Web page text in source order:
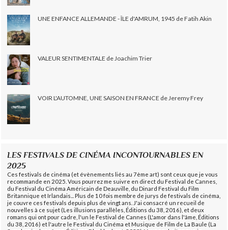
UNE ENFANCE ALLEMANDE - ÎLE d'AMRUM, 1945 de Fatih Akin
VALEUR SENTIMENTALE de Joachim Trier
VOIR L'AUTOMNE, UNE SAISON EN FRANCE de Jeremy Frey
LES FESTIVALS DE CINÉMA INCONTOURNABLES EN
2025
Ces festivals de cinéma (et évènements liés au 7ème art) sont ceux que je vous
recommande en 2025. Vous pourrez me suivre en direct du Festival de Cannes,
du Festival du Cinéma Américain de Deauville, du Dinard Festival du Film
Britannique et Irlandais... Plus de 10 fois membre de jurys de festivals de cinéma,
je couvre ces festivals depuis plus de vingt ans. J'ai consacré un recueil de
nouvelles à ce sujet (Les illusions parallèles, Éditions du 38, 2016), et deux
romans qui ont pour cadre, l'un le Festival de Cannes (L'amor dans l'âme, Éditions
du 38, 2016) et l'autre le Festival du Cinéma et Musique de Film de La Baule (La